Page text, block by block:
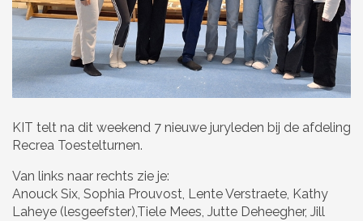
KIT telt na dit weekend 7 nieuwe juryleden bij de afdeling
Recrea Toestelturnen.
Van links naar rechts zie je:
Anouck Six, Sophia Prouvost, Lente Verstraete, Kathy
Laheye (lesgeefster),Tiele Mees, Jutte Deheegher, Jill